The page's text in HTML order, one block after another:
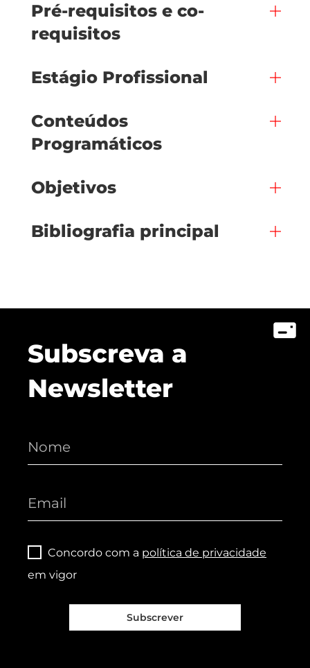
Pré-requisitos e co-
requisitos
Estágio Profissional
Conteúdos
Programáticos
Objetivos
Bibliografia principal
Subscreva a
Newsletter
Concordo com a política de privacidade
em vigor
Subscrever